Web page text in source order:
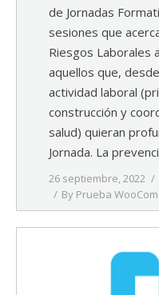
de Jornadas
sesiones que
Riesgos Laborales
aquellos que,
actividad laboral
construcción y
salud) quieran
Jornada. La
26 septiembre, 2022
By Prueba